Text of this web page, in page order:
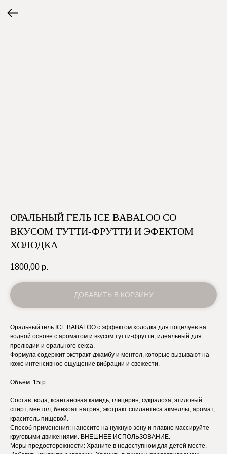
ОРАЛЬНЫЙ ГЕЛЬ ICE BABALOO СО
ВКУСОМ ТУТТИ-ФРУТТИ И ЭФЕКТОМ
ХОЛОДКА
1800,00 р.
ДОБАВИТЬ В КОРЗИНУ
Оральный гель ICE BABALOO с эффектом холодка для поцелуев на
водной основе с ароматом и вкусом тутти-фрутти, идеальный для
прелюдии и орального секса.
Формула содержит экстракт джамбу и ментол, которые вызывают на
коже интенсивное ощущение вибрации и свежести.
Объём: 15гр.
Состав: вода, ксантановая камедь, глицерин, сукралоза, этиловый
спирт, ментол, бензоат натрия, экстракт спилантеса акмеллы, аромат,
краситель пищевой.
Способ применения: нанесите на нужную зону и плавно массируйте
круговыми движениями. ВНЕШНЕЕ ИСПОЛЬЗОВАНИЕ.
Меры предосторожности: Храните в недоступном для детей месте.